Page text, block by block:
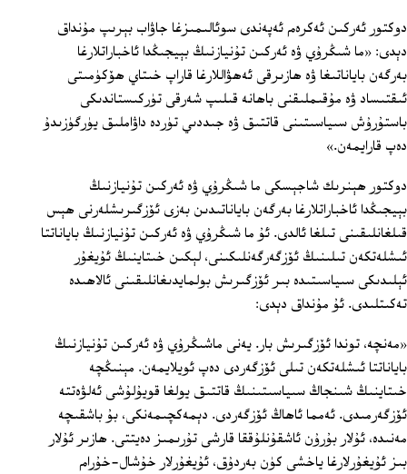
دوكتور ئەركىن ئەكرەم ئەپەندى سوئالىمىزغا جاۋاب بېرىپ مۇنداق
دېدى: «ما شىڭرۇي ۋە ئەركىن تۇنيازنىڭ بېيجىڭدا ئاخباراتلارغا
بەرگەن باياناتىغا ۋە ھازىرقى ئەھۋاللارغا قاراپ خىتاي ھۆكۈمىتى
ئىقتىساد ۋە مۇقىملىقنى باھانە قىلىپ شەرقى تۈركىستاندىكى
باستۇرۇش سىياسىتىنى قاتتىق ۋە جىددىي تۈردە داۋاملىق يۈرگۈزىدۇ
دەپ قارايمەن.»
دوكتور ھېنرىك شاجېسكى ما شىڭرۇي ۋە ئەركىن تۇنيازنىڭ
بېيجىڭدا ئاخباراتلارغا بەرگەن باياناتىدىن بەزى ئۆزگىرىشلەرنى ھېس
قىلغانلىقىنى تىلغا ئالدى. ئۇ ما شىڭرۇي ۋە ئەركىن تۇنيازنىڭ باياناتتا
ئىشلەتكەن تىلىنىڭ ئۆزگەرگەنلىكىنى، لېكىن خىتاينىڭ ئۇيغۇر
ئېلىدىكى سىياسىتىدە بىر ئۆزگىرىش بولمايدىغانلىقىنى ئالاھىدە
تەكىتلىدى. ئۇ مۇنداق دېدى:
«مەنچە، توندا ئۆزگىرىش بار. يەنى ماشىڭرۇي ۋە ئەركىن تۇنيازنىڭ
باياناتتا ئىشلەتكەن تىلى ئۆزگەردى دەپ ئويلايمەن. مېنىڭچە
خىتاينىڭ شىنجاڭ سىياسىتىنىڭ قاتتىق يولغا قويۇلۇشى ئەلۋەتتە
ئۆزگەرمىدى. ئەمما ئاھاڭ ئۆزگەردى. دېمەكچىمەنكى، بۇ باشقىچە
مەنىدە، ئۇلار بۇرۇن ئاشقۇنلۇققا قارشى تۇرىمىز دەيتتى. ھازىر ئۇلار
بىز ئۇيغۇرلارغا ياخشى كۈن بەردۇق، ئۇيغۇرلار خۇشال-خۇرام